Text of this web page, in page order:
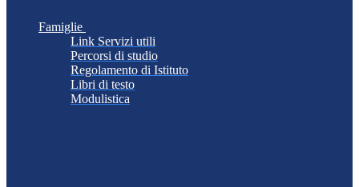
Famiglie
Link Servizi utili
Percorsi di studio
Regolamento di Istituto
Libri di testo
Modulistica